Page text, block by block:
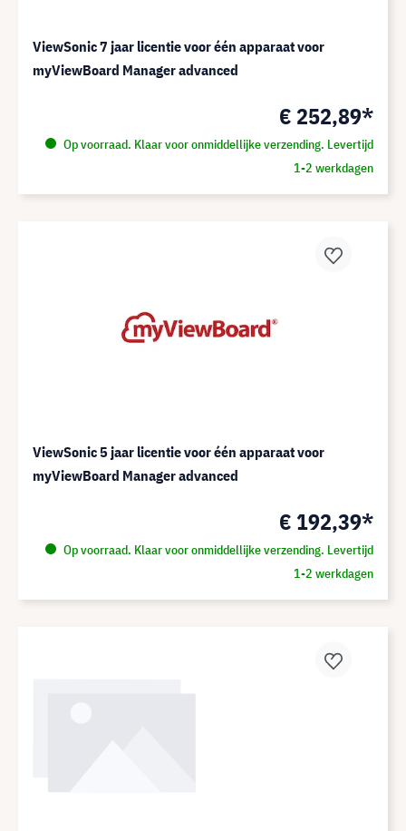
ViewSonic 7 jaar licentie voor één apparaat voor
myViewBoard Manager advanced
€ 252,89*
Op voorraad. Klaar voor onmiddellijke verzending. Levertijd
1-2 werkdagen
ViewSonic 5 jaar licentie voor één apparaat voor
myViewBoard Manager advanced
€ 192,39*
Op voorraad. Klaar voor onmiddellijke verzending. Levertijd
1-2 werkdagen